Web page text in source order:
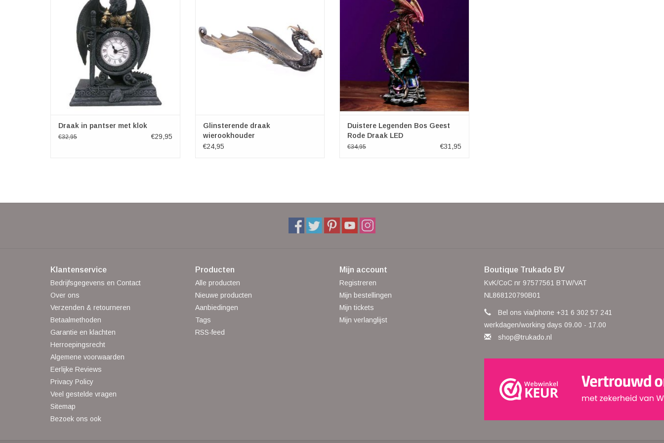
Draak in pantser met klok
€32,95 €29,95
Glinsterende draak
wierookhouder
€24,95
over Bos Geest Draak. Een grote draak zit
op de dak van een magisch huis in een
betoverend bos. Mysterieuze licht schijnt
door de ramen naar buiten terwijl de mist
langzaam
Duistere Legenden Bos Geest
Rode Draak LED
€34,95 €31,95
Klantenservice
Bedrijfsgegevens en Contact
Over ons
Verzenden & retourneren
Betaalmethoden
Garantie en klachten
Herroepingsrecht
Algemene voorwaarden
Eerlijke Reviews
Privacy Policy
Veel gestelde vragen
Sitemap
Bezoek ons ook
Producten
Alle producten
Nieuwe producten
Aanbiedingen
Tags
RSS-feed
Mijn account
Registreren
Mijn bestellingen
Mijn tickets
Mijn verlanglijst
Boutique Trukado BV
KvK/CoC nr 97577561 BTW/VAT
NL868120790B01
Bel ons via/phone +31 6 302 57 241
werkdagen/working days 09.00 - 17.00
shop@trukado.nl